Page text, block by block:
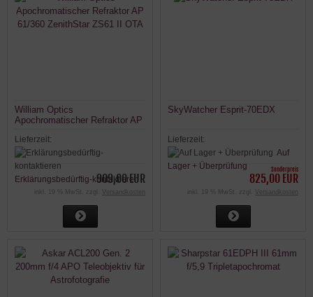
William Optics
Apochromatischer Refraktor AP
Lieferzeit:
Erklärungsbedürftig-kontaktieren
909,00 EUR
inkl. 19 % MwSt. zzgl. Versandkosten
SkyWatcher Esprit-70EDX
Lieferzeit:
Auf
Lager + Überprüfung
Sonderpreis
825,00 EUR
inkl. 19 % MwSt. zzgl. Versandkosten